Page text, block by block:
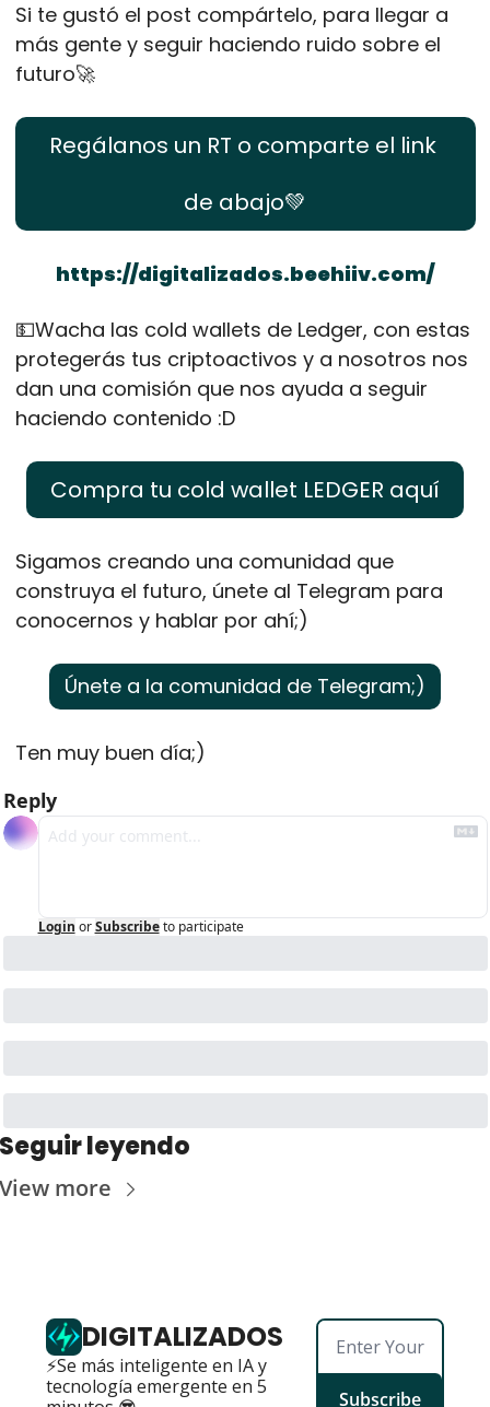
Si te gustó el post compártelo, para llegar a
más gente y seguir haciendo ruido sobre el
futuro🚀
Regálanos un RT o comparte el link
de abajo💚
https://digitalizados.beehiiv.com/
💵Wacha las cold wallets de Ledger, con estas
protegerás tus criptoactivos y a nosotros nos
dan una comisión que nos ayuda a seguir
haciendo contenido :D
Compra tu cold wallet LEDGER aquí
Sigamos creando una comunidad que
construya el futuro, únete al Telegram para
conocernos y hablar por ahí;)
Únete a la comunidad de Telegram;)
Ten muy buen día;)
Reply
Login or Subscribe to participate
leyendo
more
DIGITALIZADOS
⚡Se más inteligente en IA y
tecnología emergente en 5
Subscribe